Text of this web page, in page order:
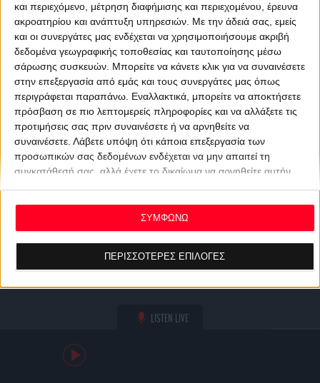
και περιεχόμενο, μέτρηση διαφήμισης και περιεχομένου, έρευνα
ακροατηρίου και ανάπτυξη υπηρεσιών. Με την άδειά σας, εμείς
και οι συνεργάτες μας ενδέχεται να χρησιμοποιήσουμε ακριβή
δεδομένα γεωγραφικής τοποθεσίας και ταυτοποίησης μέσω
σάρωσης συσκευών. Μπορείτε να κάνετε κλικ για να συναινέσετε
στην επεξεργασία από εμάς και τους συνεργάτες μας όπως
περιγράφεται παραπάνω. Εναλλακτικά, μπορείτε να αποκτήσετε
πρόσβαση σε πιο λεπτομερείς πληροφορίες και να αλλάξετε τις
προτιμήσεις σας πριν συναινέσετε ή να αρνηθείτε να
συναινέσετε. Λάβετε υπόψη ότι κάποια επεξεργασία των
προσωπικών σας δεδομένων ενδέχεται να μην απαιτεί τη
συγκατάθεσή σας, αλλά έχετε το δικαίωμα να αρνηθείτε αυτήν
ανακαλέσετε τη συγκατάθεσή σας ανά πάσα στιγμή
επιστρέφοντας σε αυτόν τον ιστότοπο και κάνοντας κλικ στο
κουμπί "Απορρήτου" στο κάτω μέρος της ιστοσελίδας.
ΠΕΡΙΣΣΟΤΕΡΕΣ ΕΠΙΛΟΓΕΣ
ΣΥΜΦΩΝΩ
LISTEN LIVE